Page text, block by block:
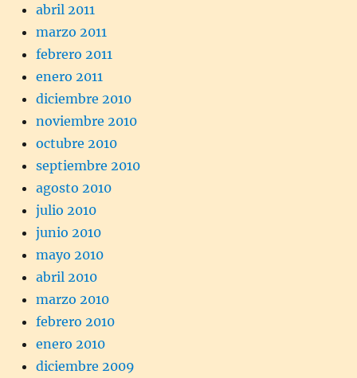
abril 2011
marzo 2011
febrero 2011
enero 2011
diciembre 2010
noviembre 2010
octubre 2010
septiembre 2010
agosto 2010
julio 2010
junio 2010
mayo 2010
abril 2010
marzo 2010
febrero 2010
enero 2010
diciembre 2009